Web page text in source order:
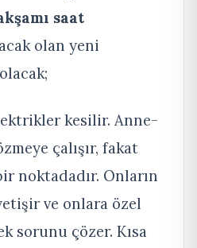
saat
olan yeni
kesilir. Anne-
çalışır, fakat
noktadadır. Onların
ve onlara özel
sorunu çözer. Kısa